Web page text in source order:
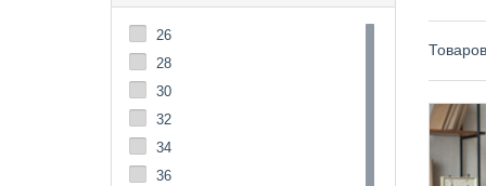
26
28
30
32
34
36